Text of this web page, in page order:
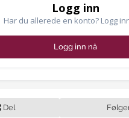
Logg inn
Har du allerede en konto? Logg
Logg inn nå
Del